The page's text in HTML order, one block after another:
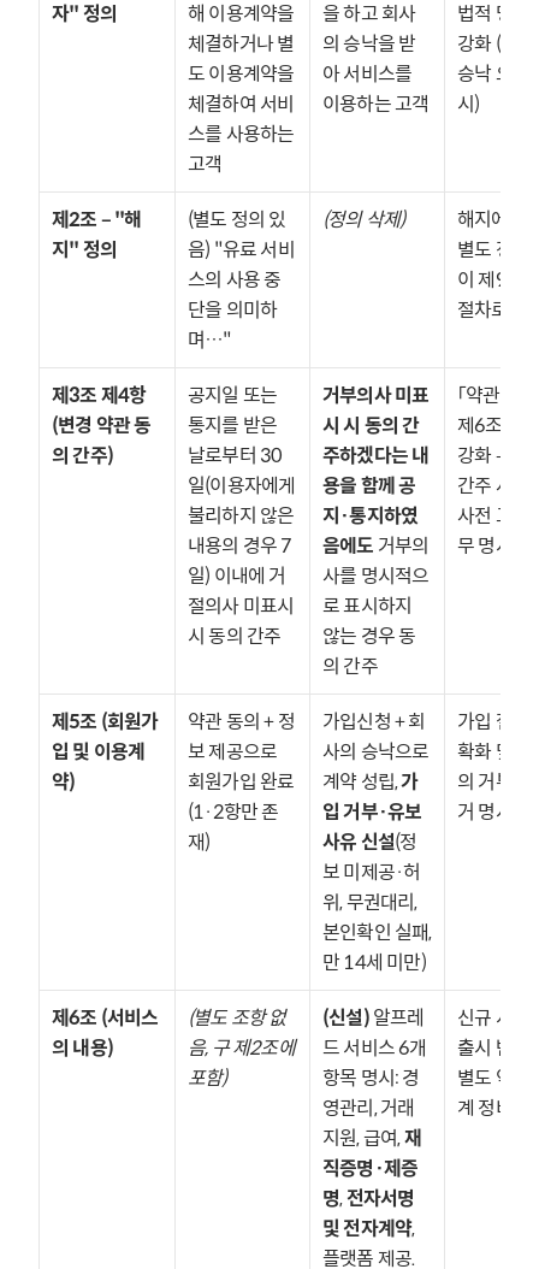
자" 정의
해 이용계약을
체결하거나 별
도 이용계약을
체결하여 서비
스를 사용하는
고객
을 하고 회사
의 승낙을 받
아 서비스를
이용하는 고객
법적 명확
강화 (회
승낙 요건
시)
제2조 – "해
지" 정의
(별도 정의 있
음) "유료 서비
스의 사용 중
단을 의미하
며…"
(정의 삭제)
해지에 대
별도 정의
이 제9조
절차로만
제3조 제4항
(변경 약관 동
의 간주)
공지일 또는
통지를 받은
날로부터 30
일(이용자에게
불리하지 않은
내용의 경우 7
일) 이내에 거
절의사 미표시
시 동의 간주
거부의사 미표
시 시 동의 간
주하겠다는 내
용을 함께 공
지·통지하였
음에도 거부의
사를 명시적으
로 표시하지
않는 경우 동
의 간주
「약관규제
제6조 정
강화 — 동
간주 사실
사전 고지
무 명시
제5조 (회원가
입 및 이용계
약)
약관 동의 + 정
보 제공으로
회원가입 완료
(1·2항만 존
재)
가입신청 + 회
사의 승낙으로
계약 성립, 가
입 거부·유보
사유 신설(정
보 미제공·허
위, 무권대리,
본인확인 실패,
만 14세 미만)
가입 절차
확화 및 회
의 거부권
거 명시
제6조 (서비스
의 내용)
(별도 조항 없
음, 구 제2조에
포함)
(신설) 알프레
드 서비스 6개
항목 명시: 경
영관리, 거래
지원, 급여, 재
직증명·제증
명, 전자서명
및 전자계약,
플랫폼 제공.
신규 서비
출시 반영
별도 약관
계 정비